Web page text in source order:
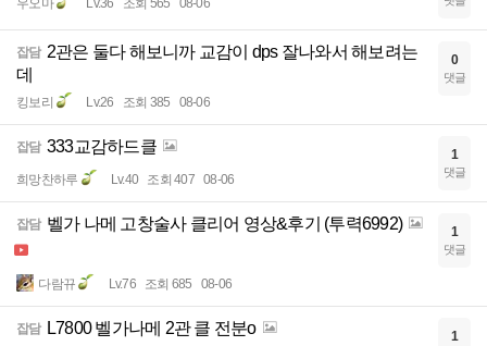
우오마 Lv.36 조회 565 08-06
잡담 2관은 둘다 해보니까 교감이 dps 잘나와서 해보려는
데
킹보리 Lv.26 조회 385 08-06
0
댓글
잡담 333교감하드클
희망찬하루 Lv.40 조회 407 08-06
1
댓글
잡담 벨가 나메 고창술사 클리어 영상&후기 (투력6992)
다람뀨 Lv.76 조회 685 08-06
1
댓글
잡담 L7800 벨가나메 2관 클 전분o 1